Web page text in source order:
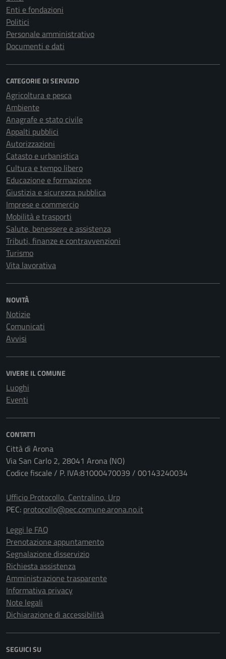
Enti e fondazioni
Politici
Personale amministrativo
Documenti e dati
CATEGORIE DI SERVIZIO
Agricoltura e pesca
Ambiente
Anagrafe e stato civile
Appalti pubblici
Autorizzazioni
Catasto e urbanistica
Cultura e tempo libero
Educazione e formazione
Giustizia e sicurezza pubblica
Imprese e commercio
Mobilità e trasporti
Salute, benessere e assistenza
Tributi, finanze e contravvenzioni
Turismo
Vita lavorativa
NOVITÀ
Notizie
Comunicati
Avvisi
VIVERE IL COMUNE
Luoghi
Eventi
CONTATTI
Città di Arona
Via San Carlo 2, 28041 Arona (NO)
Codice fiscale / P. IVA:81000470039 / 00143240034
Ufficio Protocollo, Centralino, Urp
PEC: protocollo@pec.comune.arona.no.it
Leggi le FAQ
Prenotazione appuntamento
Segnalazione disservizio
Richiesta assistenza
Amministrazione trasparente
Informativa privacy
Note legali
Dichiarazione di accessibilità
SEGUICI SU